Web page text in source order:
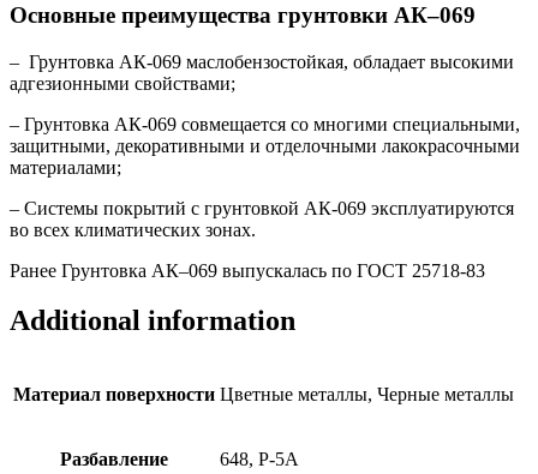
Основные преимущества грунтовки АК–069
– Грунтовка АК-069 маслобензостойкая, обладает высокими
адгезионными свойствами;
– Грунтовка АК-069 совмещается со многими специальными,
защитными, декоративными и отделочными лакокрасочными
материалами;
– Системы покрытий с грунтовкой АК-069 эксплуатируются
во всех климатических зонах.
Ранее Грунтовка АК–069 выпускалась по ГОСТ 25718-83
Additional information
Материал поверхности Цветные металлы, Черные металлы
Разбавление 648, Р-5А